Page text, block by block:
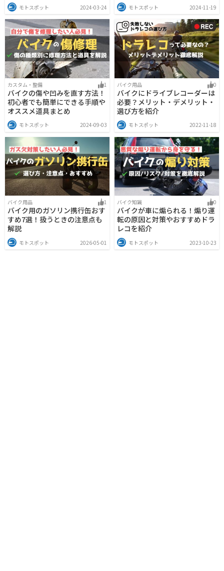
モトスポット 2024-03-24 モトスポット 2024-11-19
カスタム・整備 1
バイクの傷や凹みを直す方法！
初心者でも簡単にできる手順や
オススメ道具まとめ
モトスポット 2024-09-03
バイク用品 0
バイクにドライブレコーダーは
必要？メリット・デメリット・
選び方を紹介
モトスポット 2022-11-18
バイク用品 1
バイク用のガソリン携行缶おす
すめ7選！扱うときの注意点も
解説
モトスポット 2026-05-01
バイク知識 0
バイクが車に煽られる！煽り運
転の原因と対策やおすすめドラ
レコを紹介
モトスポット 2023-10-23